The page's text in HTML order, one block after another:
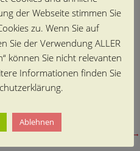
→
der Webseite stimmen Sie
zu. Wenn Sie auf
Sie der Verwendung ALLER
können Sie nicht relevanten
Informationen finden Sie
Ablehnen